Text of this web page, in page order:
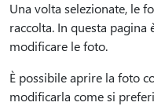
Una volta selezionate, le
raccolta. In questa pagina
modificare le foto.
È possibile aprire la foto
modificarla come si